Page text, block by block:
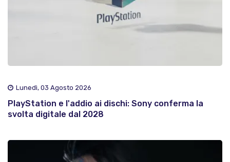
Lunedì, 03 Agosto 2026
PlayStation e l'addio ai dischi: Sony conferma la
svolta digitale dal 2028